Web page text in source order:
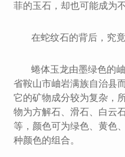
菲的玉石，却也可能成为
在蛇纹石的背后，究
蜷体玉龙由墨绿色的
省鞍山市岫岩满族自治县
它的矿物成分较为复杂，
物为方解石、滑石、白云
等，颜色可为绿色、黄色
种颜色的组合。